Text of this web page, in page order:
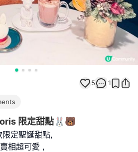
5 1
限定甜點🐰🐻
定聖誕甜點,
相超可愛 ,